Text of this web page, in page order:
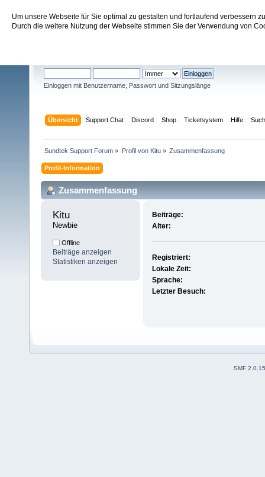
Um unsere Webseite für Sie optimal zu gestalten und fortlaufend verbessern
Durch die weitere Nutzung der Webseite stimmen Sie der Verwendung von
Sundtek Support Forum
Einloggen mit Benutzername, Passwort und Sitzungslänge
Übersicht Support Chat Discord Shop Ticketsystem Hilfe
Sundtek Support Forum » Profil von Kitu» Zusammenfassung
Profil-Information
Zusammenfassung
Kitu
Newbie
Offline
Beiträge anzeigen
Statistiken anzeigen
Beiträge:
Alter:
Registriert:
Lokale Zeit:
Sprache:
Letzter Besuch:
SMF 2.0.15